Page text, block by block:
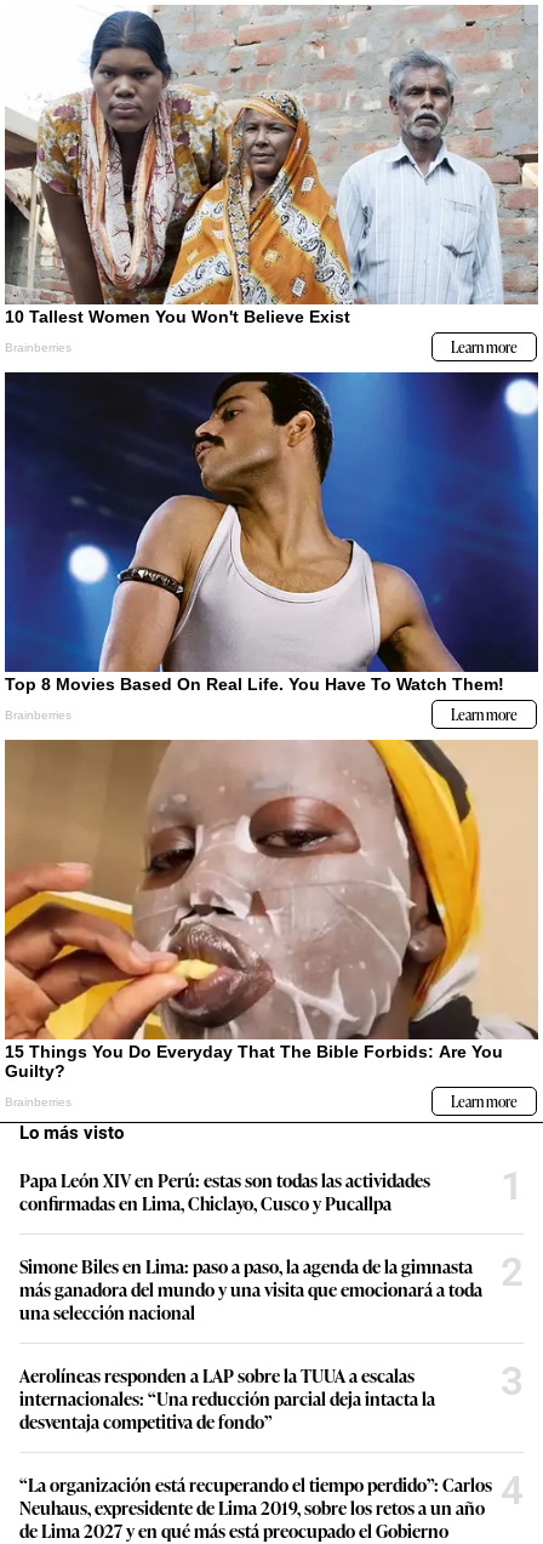
Lo más visto
Papa León XIV en Perú: estas son todas las actividades
confirmadas en Lima, Chiclayo, Cusco y Pucallpa
1
Simone Biles en Lima: paso a paso, la agenda de la gimnasta
más ganadora del mundo y una visita que emocionará a toda
una selección nacional
2
Aerolíneas responden a LAP sobre la TUUA a escalas
internacionales: “Una reducción parcial deja intacta la
desventaja competitiva de fondo”
3
“La organización está recuperando el tiempo perdido”: Carlos
Neuhaus, expresidente de Lima 2019, sobre los retos a un año
de Lima 2027 y en qué más está preocupado el Gobierno
4